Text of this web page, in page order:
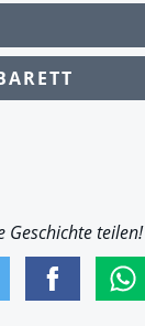
Geschichte teilen!